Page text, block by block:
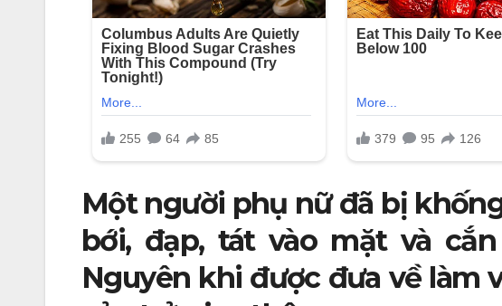
Một người phụ nữ đã bị
bới, đạp, tát vào mặt và
Nguyên khi được đưa về làm